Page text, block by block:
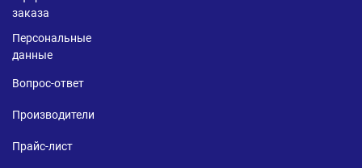
заказа
Персональные
данные
Вопрос-ответ
Производители
Прайс-лист